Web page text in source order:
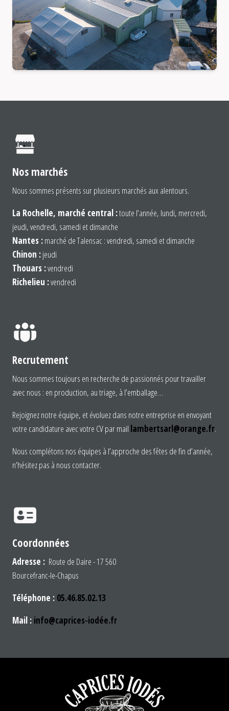
Nos marchés
Nous sommes présents sur plusieurs marchés aux alentours.
La Rochelle, marché central :toute l’année, lundi, mercredi,
jeudi, vendredi, samedi et dimanche
Nantes :marché de Talensac : vendredi, samedi et dimanche
Chinon :jeudi
Thouars :vendredi
Richelieu :vendredi
Recrutement
Nous sommes toujours en recherche de passionnés pour travailler
avec nous : en production, au triage, à l’emballage…
Rejoignez notre équipe, et évoluez dans notre entreprise en envoyant
votre candidature avec votre CV par mail lambertsarl@orange.fr.
Nous complétons nos équipes à l’approche des fêtes de fin d’année,
n’hésitez pas à nous contacter.
Coordonnées
Adresse : Route de Daire - 17 560
Bourcefranc-le-Chapus
Téléphone : 05.46.85.02.13
Mail : info@caprices-iodée.fr